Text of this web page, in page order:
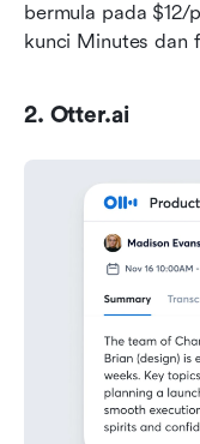
bermula pada $12/
kunci Minutes dan
2. Otter.ai